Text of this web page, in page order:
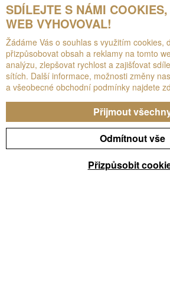
info@technistone.com
customerservice@technistone.com
O společnosti
O NÁS
ETICKÝ KODEX
ZÁRUKA
SDÍLEJTE S NÁMI
WEB VYHOVOVAL!
Žádáme Vás o souhlas s využitím cookies,
přizpůsobovat obsah a reklamy na tomto
analýzu, zlepšovat rychlost a zajišťovat
sítích. Další informace, možnosti změny
a všeobecné obchodní podmínky najdete
Přijmout
Odmítnout vše
Přizpůsobit